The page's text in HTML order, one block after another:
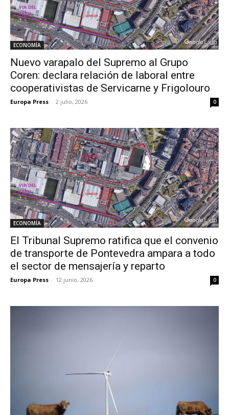
ECONOMÍA
Nuevo varapalo del Supremo al Grupo
Coren: declara relación de laboral entre
cooperativistas de Servicarne y Frigolouro
Europa Press - 2 julio, 2026 0
ECONOMÍA
El Tribunal Supremo ratifica que el convenio
de transporte de Pontevedra ampara a todo
el sector de mensajería y reparto
Europa Press - 12 junio, 2026 0